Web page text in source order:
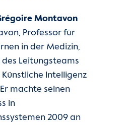
Montavon
Professor für
in der Medizin,
des Leitungsteams
Intelligenz
machte seinen
in
2009 an